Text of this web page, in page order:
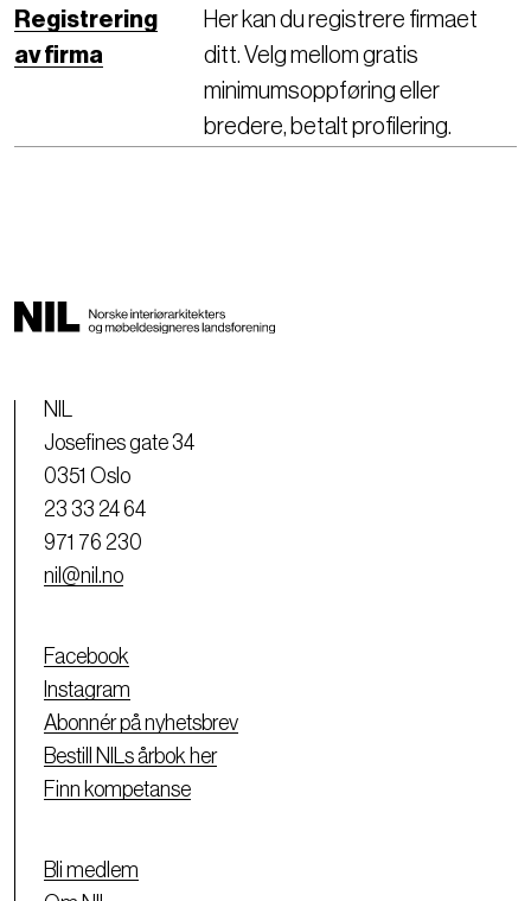
Registrering
av firma
Her kan du registrere firmaet
ditt. Velg mellom gratis
minimumsoppføring eller
bredere, betalt profilering.
NIL
Josefines gate 34
0351 Oslo
23 33 24 64
971 76 230
nil@nil.no
Facebook
Instagram
Abonnér på nyhetsbrev
Bestill NILs årbok her
Finn kompetanse
Bli medlem